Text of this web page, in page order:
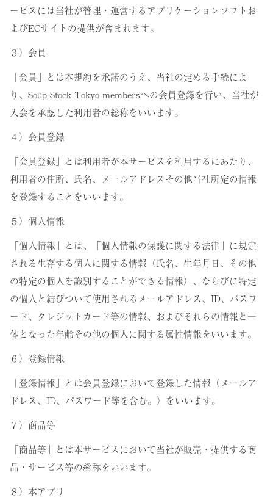
ービスには当社が管理・運営するアプリケーションソフトお
よびECサイトの提供が含まれます。
３）会員
「会員」とは本規約を承諾のうえ、当社の定める手続によ
り、Soup Stock Tokyo membersへの会員登録を行い、当社が
入会を承認した利用者の総称をいいます。
４）会員登録
「会員登録」とは利用者が本サービスを利用するにあたり、
利用者の住所、氏名、メールアドレスその他当社所定の情報
を登録することをいいます。
５）個人情報
「個人情報」とは、「個人情報の保護に関する法律」に規定
される生存する個人に関する情報（氏名、生年月日、その他
の特定の個人を識別することができる情報）、ならびに特定
の個人と結びついて使用されるメールアドレス、ID、パスワ
ード、クレジットカード等の情報、およびそれらの情報と一
体となった年齢その他の個人に関する属性情報をいいます。
６）登録情報
「登録情報」とは会員登録において登録した情報（メールア
ドレス、ID、パスワード等を含む。）をいいます。
７）商品等
「商品等」とは本サービスにおいて当社が販売・提供する商
品・サービス等の総称をいいます。
８）本アプリ